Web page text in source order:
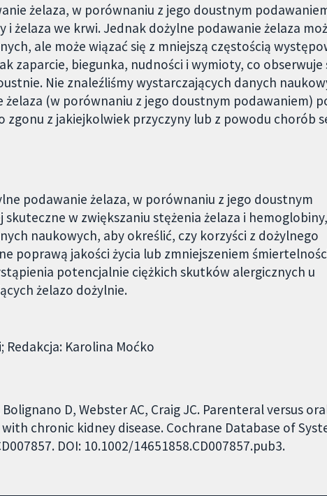
żelaza, w porównaniu z jego doustnym
i żelaza we krwi. Jednak dożylne podawanie żelaza
ale może wiązać się z mniejszą częstością
zaparcie, biegunka, nudności i wymioty, co obserwuje
Nie znaleźliśmy wystarczających danych
(w porównaniu z jego doustnym podawaniem)
zgonu z jakiejkolwiek przyczyny lub z powodu chorób
podawanie żelaza, w porównaniu z jego doustnym
w zwiększaniu stężenia żelaza i
naukowych, aby określić, czy korzyści z dożylnego
poprawą jakości życia lub zmniejszeniem
potencjalnie ciężkich skutków alergicznych u
żelazo dożylnie.
Redakcja: Karolina Moćko
D, Webster AC, Craig JC. Parenteral versus
chronic kidney disease. Cochrane Database of
DOI: 10.1002/14651858.CD007857.pub3.